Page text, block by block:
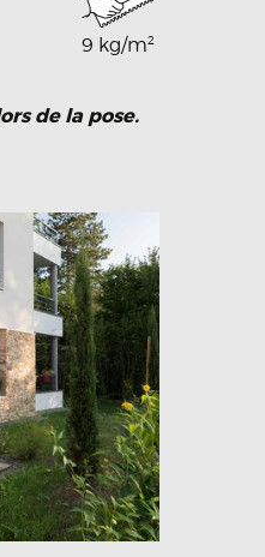
9 kg/m2
de la pose.